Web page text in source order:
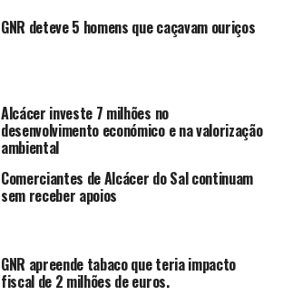
GNR deteve 5 homens que caçavam ouriços
Alcácer investe 7 milhões no
desenvolvimento económico e na valorização
ambiental
Comerciantes de Alcácer do Sal continuam
sem receber apoios
GNR apreende tabaco que teria impacto
fiscal de 2 milhões de euros.